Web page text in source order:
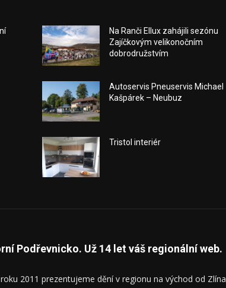
Na Ranči Ellux zahájili sezónu
Zajíčkovým velikonočním
dobrodružstvím
Autoservis Pneuservis Michael
Kašpárek – Neubuz
Tristol interiér
Podřevnicko. Už 14 let váš regionální web.
2011 prezentujeme dění v regionu na východ od